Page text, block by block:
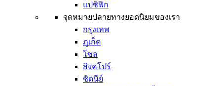
แปซิฟิก
จุดหมายปลายทางยอดนิยมของเรา
กรุงเทพ
ภูเก็ต
โซล
สิงคโปร์
ซิดนีย์